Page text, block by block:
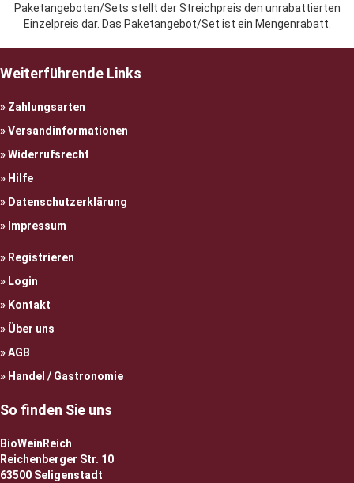
Paketangeboten/Sets stellt der Streichpreis den unrabattierten
Einzelpreis dar. Das Paketangebot/Set ist ein Mengenrabatt.
Weiterführende Links
Zahlungsarten
Versandinformationen
Widerrufsrecht
Hilfe
Datenschutzerklärung
Impressum
Registrieren
Login
Kontakt
Über uns
AGB
Handel / Gastronomie
So finden Sie uns
BioWeinReich
Reichenberger Str. 10
63500 Seligenstadt